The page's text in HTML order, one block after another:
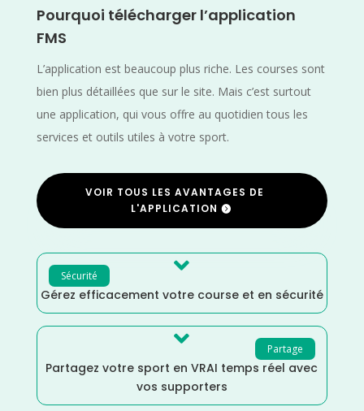
Pourquoi télécharger l’application
FMS
L’application est beaucoup plus riche. Les courses sont
bien plus détaillées que sur le site. Mais c’est surtout
une application, qui vous offre au quotidien tous les
services et outils utiles à votre sport.
VOIR TOUS LES AVANTAGES DE
L'APPLICATION
Sécurité 
Gérez efficacement votre course et en sécurité
Partage

Partagez votre sport en VRAI temps réel avec
vos supporters